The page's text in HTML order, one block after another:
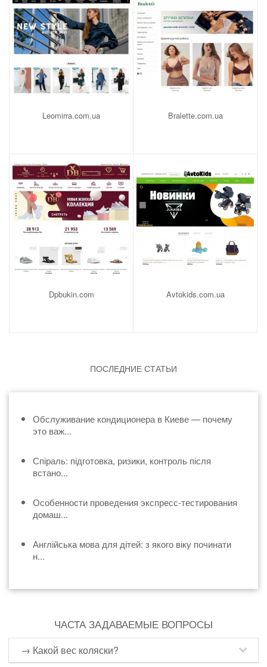
Leomirra.com.ua Bralette.com.ua
Dpbukin.com Avtokids.com.ua
ПОСЛЕДНИЕ СТАТЬИ
Обслуживание кондиционера в Киеве — почему
это важ...
Спіраль: підготовка, ризики, контроль після
встано...
Особенности проведения экспресс-тестирования
домаш...
Англійська мова для дітей: з якого віку починати
н...
ЧАСТА ЗАДАВАЕМЫЕ ВОПРОСЫ
→ Какой вес коляски?